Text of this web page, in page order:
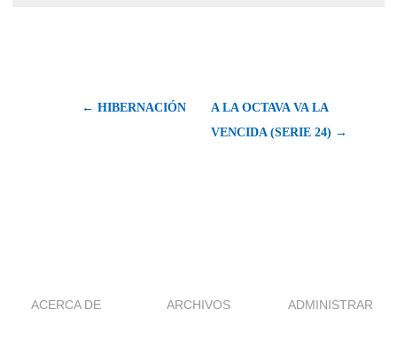
← HIBERNACIÓN
A LA OCTAVA VA LA
VENCIDA (SERIE 24) →
ACERCA DE ARCHIVOS ADMINISTRAR